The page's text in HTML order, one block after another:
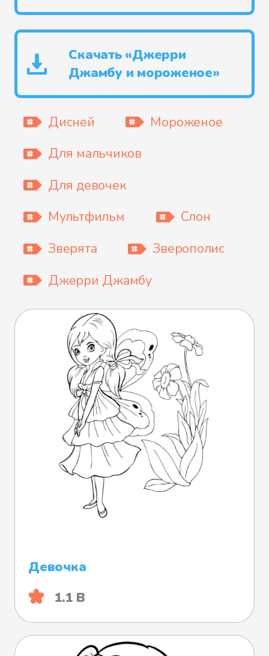
Скачать «Джерри
Джамбу и мороженое»
Дисней
Мороженое
Для мальчиков
Для девочек
Мультфильм
Слон
Зверята
Зверополис
Джерри Джамбу
Девочка
1.1 B